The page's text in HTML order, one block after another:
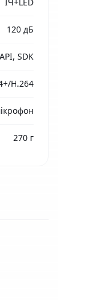
120 дБ
SDK
H.264
270 г